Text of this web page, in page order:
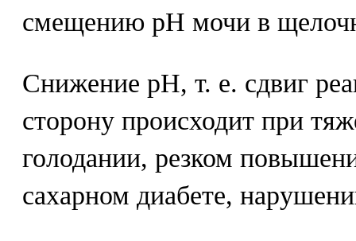
смещению рН мочи в
Снижение рН, т. е. сдвиг
сторону происходит при
голодании, резком
сахарном диабете,